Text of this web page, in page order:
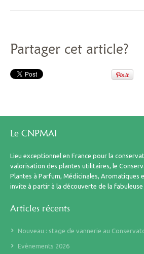
Partager cet article?
Le CNPMAI
Lieu exceptionnel en France pour la
valorisation des plantes utilitaires, le
Plantes à Parfum, Médicinales, Aromatiques
invite à partir à la découverte de la
Articles récents
Nouveau : stage de vannerie au
Evènements 2026